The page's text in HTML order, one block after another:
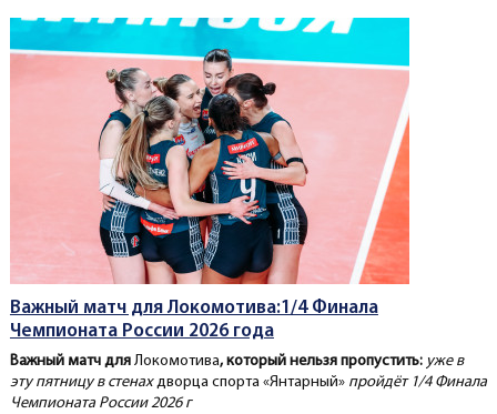
Важный матч для Локомотива:1/4 Финала
Чемпионата России 2026 года
Важный матч для Локомотива, который нельзя пропустить: уже в
эту пятницу в стенахдворца спорта «Янтарный»пройдёт 1/4 Финала
Чемпионата России 2026 г